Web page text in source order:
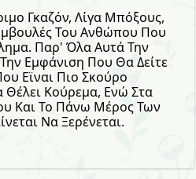
Γκαζόν, Λίγα Μπόξους,
Του Ανθώπου Που
Παρ' Όλα Αυτά Την
Εμφάνιση Που Θα Δείτε
Εϊναι Πιο Σκούρο
Κούρεμα, Ενώ Στα
Και Το Πάνω Μέρος Των
Να Ξερένεται.